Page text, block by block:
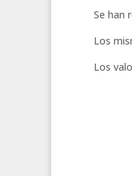
Se han
Los
Los